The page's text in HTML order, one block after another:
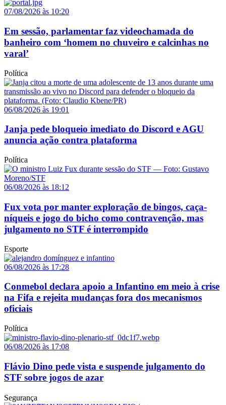
07/08/2026 às 10:20
Em sessão, parlamentar faz videochamada do
banheiro com ‘homem no chuveiro e calcinhas no
varal’
Política
06/08/2026 às 19:01
Janja pede bloqueio imediato do Discord e AGU
anuncia ação contra plataforma
Política
06/08/2026 às 18:12
Fux vota por manter exploração de bingos, caça-
níqueis e jogo do bicho como contravenção, mas
julgamento no STF é interrompido
Esporte
06/08/2026 às 17:28
Conmebol declara apoio a Infantino em meio à crise
na Fifa e rejeita mudanças fora dos mecanismos
oficiais
Política
06/08/2026 às 17:08
Flávio Dino pede vista e suspende julgamento do
STF sobre jogos de azar
Segurança